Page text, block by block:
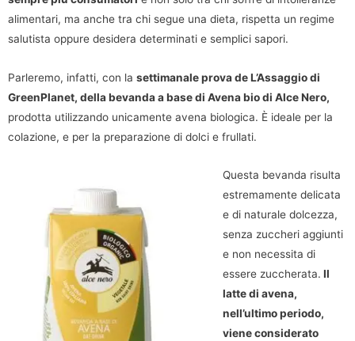
alimentari, ma anche tra chi segue una dieta, rispetta un regime
salutista oppure desidera determinati e semplici sapori.
Parleremo, infatti, con la settimanale prova de L’Assaggio di
GreenPlanet, della bevanda a base di Avena bio di Alce Nero,
prodotta utilizzando unicamente avena biologica. È ideale per la
colazione, e per la preparazione di dolci e frullati.
Questa bevanda risulta
estremamente delicata
e di naturale dolcezza,
senza zuccheri aggiunti
e non necessita di
essere zuccherata. Il
latte di avena,
nell’ultimo periodo,
viene considerato